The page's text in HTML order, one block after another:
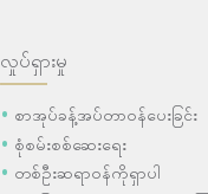
လှုပ်ရှားမှု
စာအုပ်ခန့်အပ်တာဝန်ပေးခြင်း
စုံစမ်းစစ်ဆေးရေး
တစ်ဦးဆရာဝန်ကိုရှာပါ